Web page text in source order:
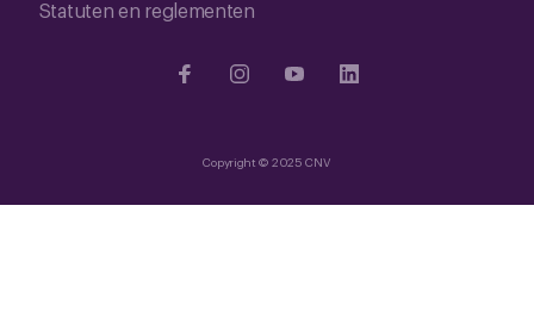
Statuten en reglementen
Copyright © 2025 CNV